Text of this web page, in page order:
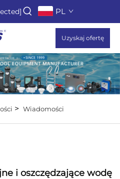
PL
Uzyskaj ofertę
> Wiadomości
i oszczędzające wodę